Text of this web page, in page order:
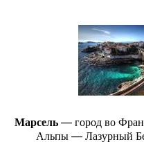
Марсель— город во
Альпы — Лазурный